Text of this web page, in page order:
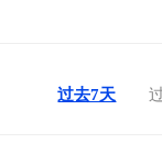
过去7天